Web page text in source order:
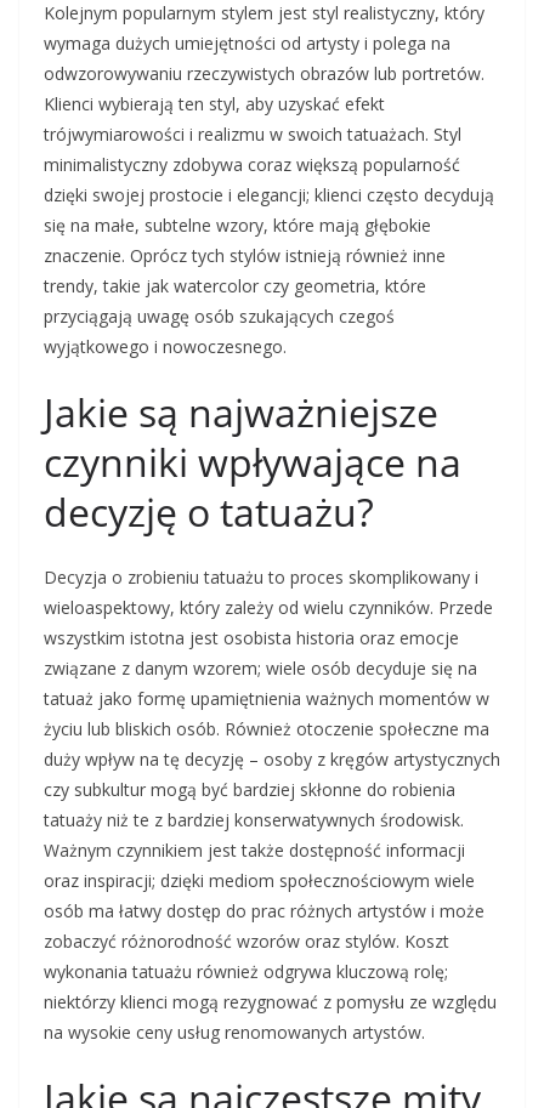
Kolejnym popularnym stylem jest styl realistyczny, który
wymaga dużych umiejętności od artysty i polega na
odwzorowywaniu rzeczywistych obrazów lub portretów.
Klienci wybierają ten styl, aby uzyskać efekt
trójwymiarowości i realizmu w swoich tatuażach. Styl
minimalistyczny zdobywa coraz większą popularność
dzięki swojej prostocie i elegancji; klienci często decydują
się na małe, subtelne wzory, które mają głębokie
znaczenie. Oprócz tych stylów istnieją również inne
trendy, takie jak watercolor czy geometria, które
przyciągają uwagę osób szukających czegoś
wyjątkowego i nowoczesnego.
Jakie są najważniejsze
czynniki wpływające na
decyzję o tatuażu?
Decyzja o zrobieniu tatuażu to proces skomplikowany i
wieloaspektowy, który zależy od wielu czynników. Przede
wszystkim istotna jest osobista historia oraz emocje
związane z danym wzorem; wiele osób decyduje się na
tatuaż jako formę upamiętnienia ważnych momentów w
życiu lub bliskich osób. Również otoczenie społeczne ma
duży wpływ na tę decyzję – osoby z kręgów artystycznych
czy subkultur mogą być bardziej skłonne do robienia
tatuaży niż te z bardziej konserwatywnych środowisk.
Ważnym czynnikiem jest także dostępność informacji
oraz inspiracji; dzięki mediom społecznościowym wiele
osób ma łatwy dostęp do prac różnych artystów i może
zobaczyć różnorodność wzorów oraz stylów. Koszt
wykonania tatuażu również odgrywa kluczową rolę;
niektórzy klienci mogą rezygnować z pomysłu ze względu
na wysokie ceny usług renomowanych artystów.